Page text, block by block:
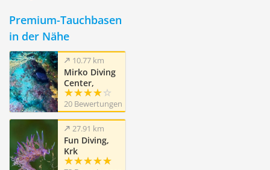
Premium-Tauchbasen
in der Nähe
10.77 km
Mirko Diving
Center,
Barbat, Insel
Rab
20 Bewertungen
27.91 km
Fun Diving,
Krk